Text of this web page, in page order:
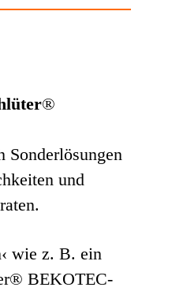
®
Sonderlösungen
und
wie z. B. ein
BEKOTEC-